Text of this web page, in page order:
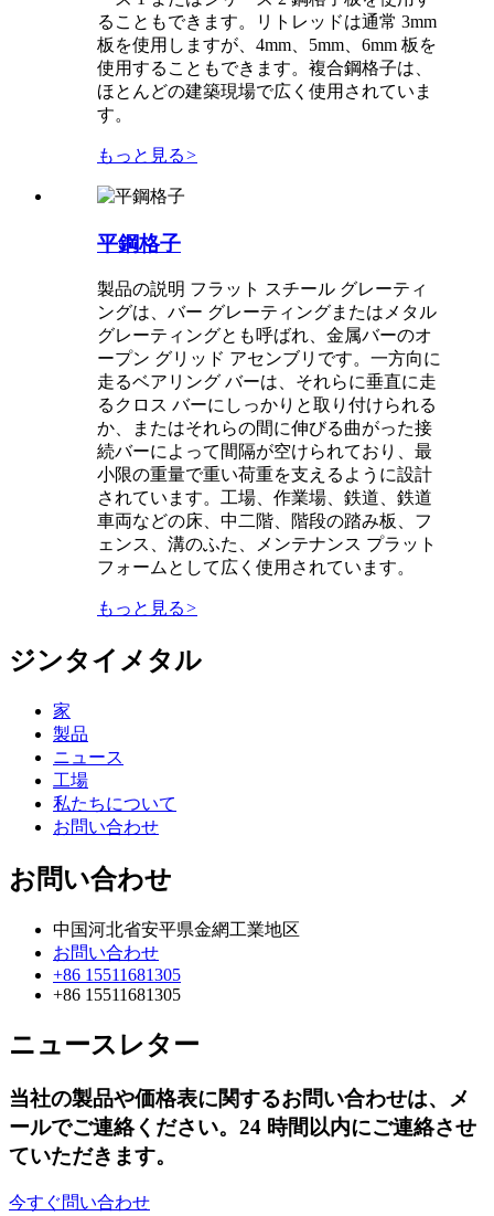
ることもできます。リトレッドは通常 3mm
板を使用しますが、4mm、5mm、6mm 板を
使用することもできます。複合鋼格子は、
ほとんどの建築現場で広く使用されていま
す。
もっと見る>
平鋼格子
製品の説明 フラット スチール グレーティ
ングは、バー グレーティングまたはメタル
グレーティングとも呼ばれ、金属バーのオ
ープン グリッド アセンブリです。一方向に
走るベアリング バーは、それらに垂直に走
るクロス バーにしっかりと取り付けられる
か、またはそれらの間に伸びる曲がった接
続バーによって間隔が空けられており、最
小限の重量で重い荷重を支えるように設計
されています。工場、作業場、鉄道、鉄道
車両などの床、中二階、階段の踏み板、フ
ェンス、溝のふた、メンテナンス プラット
フォームとして広く使用されています。
もっと見る>
ジンタイメタル
家
製品
ニュース
工場
私たちについて
お問い合わせ
お問い合わせ
中国河北省安平県金網工業地区
お問い合わせ
+86 15511681305
+86 15511681305
ニュースレター
当社の製品や価格表に関するお問い合わせは、メ
ールでご連絡ください。24 時間以内にご連絡させ
ていただきます。
今すぐ問い合わせ